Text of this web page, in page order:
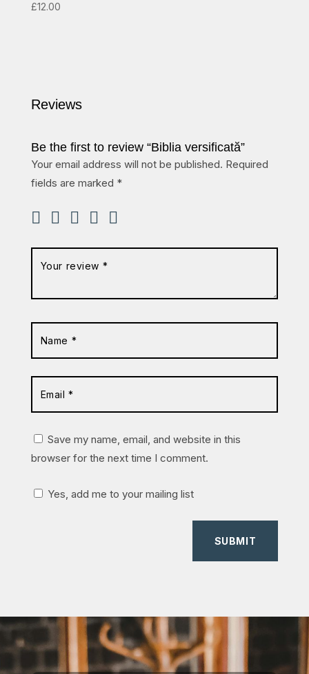
£12.00
Reviews
Be the first to review “Biblia versificată”
Your email address will not be published. Required
fields are marked *
Save my name, email, and website in this
browser for the next time I comment.
Yes, add me to your mailing list
SUBMIT